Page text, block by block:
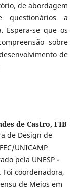
de abordagem
questionários a
Espera-se que os
sobre
de
de Castro, FIB
de Design de
UNICAMP
pela UNESP -
coordenadora,
de Meios em